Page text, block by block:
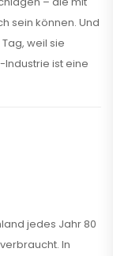
sein können. Und
weil sie
ist eine
jedes Jahr 80
In